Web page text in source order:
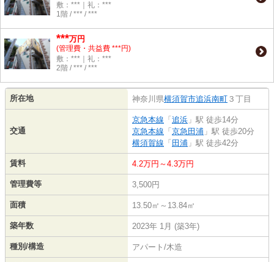
敷：***｜礼：***
1階 / *** / ***
***万円
(管理費・共益費 ***円)
敷：***｜礼：***
2階 / *** / ***
所在地 神奈川県横須賀市追浜南町 ３丁目
交通
京急本線 「 追浜 」駅 徒歩14分
京急本線 「 京急田浦 」駅 徒歩20分
横須賀線 「 田浦 」駅 徒歩42分
賃料 4.2万円～4.3万円
管理費等 3,500円
面積 13.50㎡～13.84㎡
築年数 2023年 1月 (築3年)
種別/構造 アパート/木造